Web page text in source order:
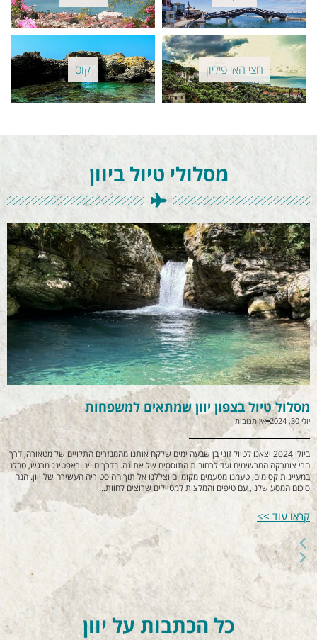
חצי האי פיליון קוס
מסלולי טיול ביוון
מסלול טיול בצפון יוון שמתאים למשפחות
יולי 30, 2024 אין תגובות
ביולי 2024 יצאנו לטיול זוגי בן שבעה ימים שלקח אותנו מהמנזרים התלויים של מטאורה, דרך
הרי צומרקה המרשימים ועד לרחובות התוססים של אתונה. בדרך חווינו ראפטינג מרגש, טבלנו
במעיינות קסומים, טעמנו מטעמים מקומיים וצללנו אל תוך ההיסטוריה העשירה של יוון. הנה
סיכום המסע שלנו, עם טיפים והמלצות למטיילים שרוצים לחוות...
קראו עוד >>
כל הכתבות על יוון